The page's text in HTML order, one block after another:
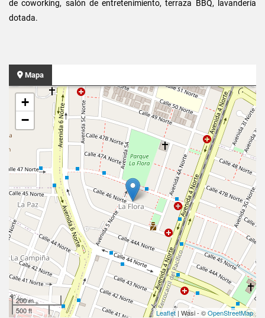
de coworking, salón de entretenimiento, terraza BBQ, lavandería
dotada.
Mapa
+
−
200 m
500 ft
Leaflet| Wasi - ©OpenStreetMap